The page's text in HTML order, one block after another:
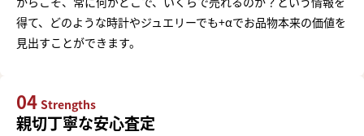
得て、どのような時計やジュエリーでも+αでお品物本来の価値を
見出すことができます。
04 Strengths
親切丁寧な安心査定